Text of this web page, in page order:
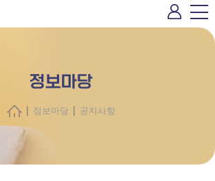
정보마당
| 정보마당 | 공지사항